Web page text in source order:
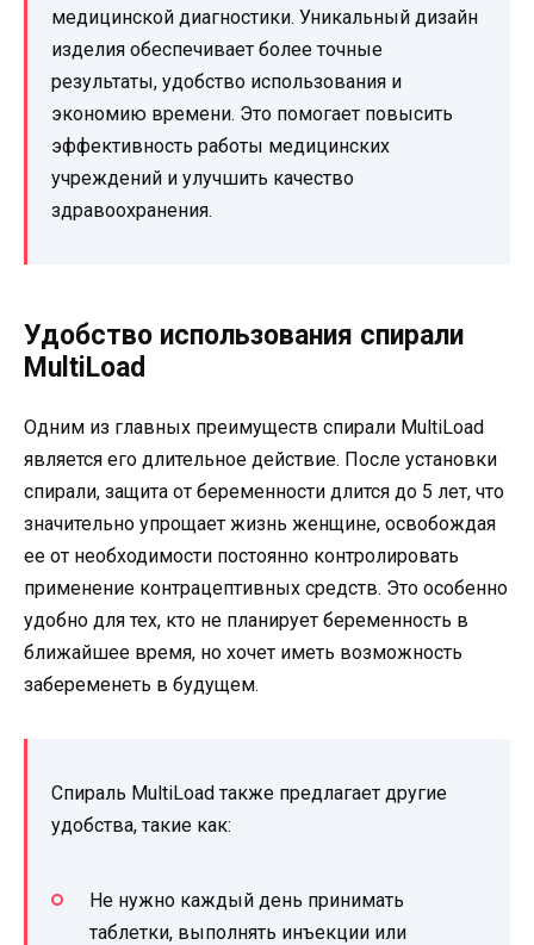
медицинской диагностики. Уникальный дизайн
изделия обеспечивает более точные
результаты, удобство использования и
экономию времени. Это помогает повысить
эффективность работы медицинских
учреждений и улучшить качество
здравоохранения.
Удобство использования спирали
MultiLoad
Одним из главных преимуществ спирали MultiLoad
является его длительное действие. После установки
спирали, защита от беременности длится до 5 лет, что
значительно упрощает жизнь женщине, освобождая
ее от необходимости постоянно контролировать
применение контрацептивных средств. Это особенно
удобно для тех, кто не планирует беременность в
ближайшее время, но хочет иметь возможность
забеременеть в будущем.
Спираль MultiLoad также предлагает другие
удобства, такие как:
Не нужно каждый день принимать
таблетки, выполнять инъекции или